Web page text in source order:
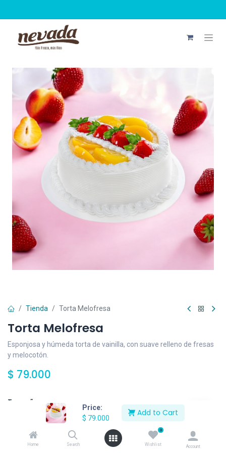
Price:
$ 79.000
Add to Cart
Home Search
0
Wishlist Account
Tienda Torta Melofresa
Torta Melofresa
Esponjosa y húmeda torta de vainilla, con suave relleno de fresas
y melocotón.
$ 79.000
Tamaño
1/2 Libra + $31.000 1/4 de Libra